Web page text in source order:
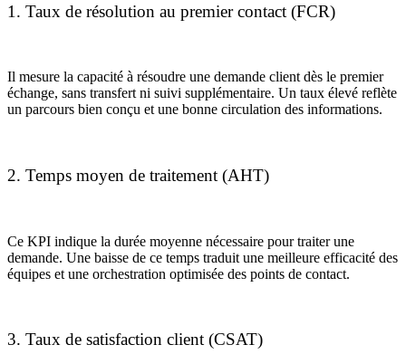
1. Taux de résolution au premier contact (FCR)
Il mesure la capacité à résoudre une demande client dès le premier
échange, sans transfert ni suivi supplémentaire. Un taux élevé reflète
un parcours bien conçu et une bonne circulation des informations.
2. Temps moyen de traitement (AHT)
Ce KPI indique la durée moyenne nécessaire pour traiter une
demande. Une baisse de ce temps traduit une meilleure efficacité des
équipes et une orchestration optimisée des points de contact.
3. Taux de satisfaction client (CSAT)